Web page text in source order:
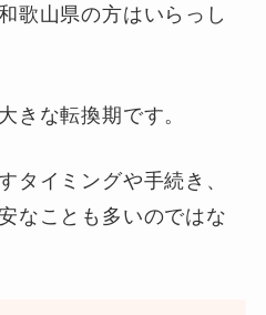
歌山県の方はいらっし
きな転換期です。
タイミングや手続き、
なことも多いのではな